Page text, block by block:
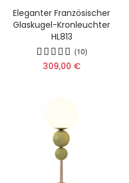
Eleganter Französischer
Glaskugel-Kronleuchter
HL813
(10)
309,00 €